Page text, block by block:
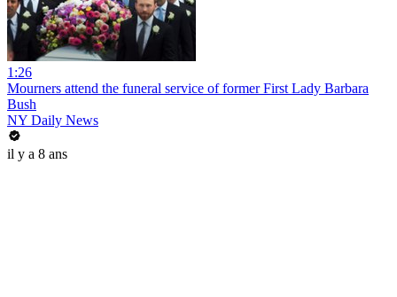
1:26
Mourners attend the funeral service of former First Lady Barbara
Bush
NY Daily News
il y a 8 ans